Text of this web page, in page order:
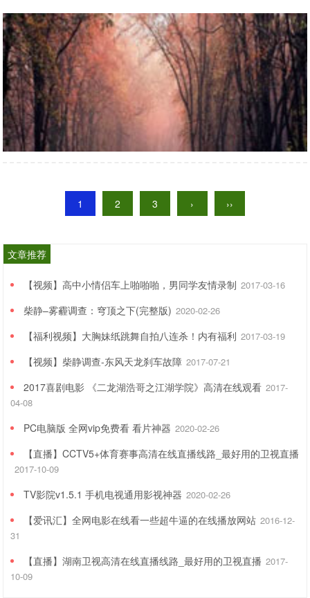
1 2 3 › ››
文章推荐
【视频】高中小情侣车上啪啪啪，男同学友情录制 2017-03-16
柴静–雾霾调查：穹顶之下(完整版) 2020-02-26
【福利视频】大胸妹纸跳舞自拍八连杀！内有福利 2017-03-19
【视频】柴静调查-东风天龙刹车故障 2017-07-21
2017喜剧电影 《二龙湖浩哥之江湖学院》高清在线观看 2017-
04-08
PC电脑版 全网vip免费看 看片神器 2020-02-26
【直播】CCTV5+体育赛事高清在线直播线路_最好用的卫视直播
2017-10-09
TV影院v1.5.1 手机电视通用影视神器 2020-02-26
【爱讯汇】全网电影在线看一些超牛逼的在线播放网站 2016-12-
31
【直播】湖南卫视高清在线直播线路_最好用的卫视直播 2017-
10-09